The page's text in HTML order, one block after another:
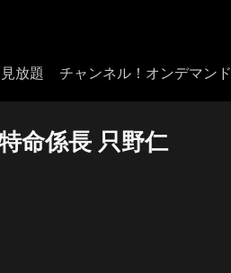
見放題 チャンネル！オンデマンド
命係長 只野仁